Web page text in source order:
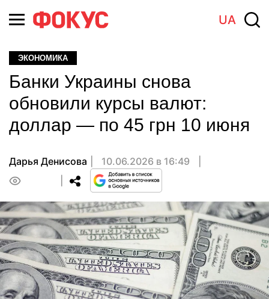
UA
ЭКОНОМИКА
Банки Украины снова
обновили курсы валют:
доллар — по 45 грн 10 июня
Дарья Денисова
10.06.2026 в 16:49